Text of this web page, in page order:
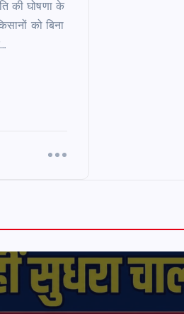
की घोषणा के
को बिना